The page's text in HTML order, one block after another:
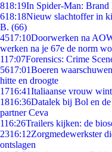
818:19In Spider-Man:
618:18Nieuw slachtoffer in
B. (66)
4517:10Doorwerken na
werken na je 67e de norm
117:07Forensics: Crime
5617:01Boeren
hitte en droogte
1716:41Italiaanse vrouw
1816:36Datalek bij Bol en
partner Ceva
116:26Trailers kijken: de
2316:12Zorgmedewerkster
ontslagen